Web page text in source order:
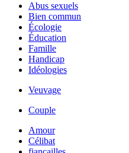
Abus sexuels
Bien commun
Écologie
Éducation
Famille
Handicap
Idéologies
Veuvage
Couple
Amour
Célibat